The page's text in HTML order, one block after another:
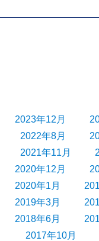
2023年12月
2022年8月
2021年11月
2020年12月
2020年1月
2019年3月
2018年6月
2017年10月